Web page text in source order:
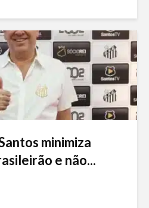
minimiza
e não...